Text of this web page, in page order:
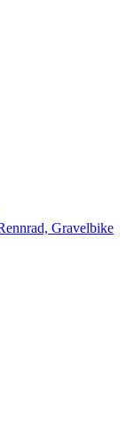
Gravelbike